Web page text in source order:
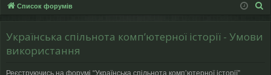
и
и
й
ру
и
д
ст
Список форумів
Українська спільнота компʼютерної історії - Умови
використання
Реєструючись на форумі “Українська спільнота компʼютерної історії”